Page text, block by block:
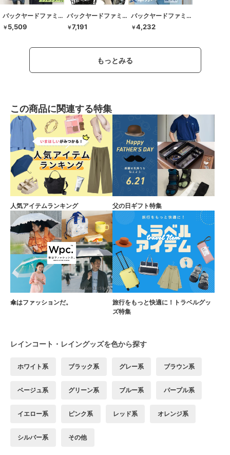
バックヤードファミリー
￥ 5,509
バックヤードファミリー
￥7,191
バックヤードファミリー
￥4,232
もっとみる
この商品に関連する特集
人気アイテムランキング 父の日ギフト特集
傘はファッションだ。
旅行をもっと快適に！トラベルグッ
ズ特集
レインコート・レイングッズを色から探す
ホワイト系 ブラック系 グレー系 ブラウン系
ベージュ系 グリーン系 ブルー系 パープル系
イエロー系 ピンク系 レッド系 オレンジ系
シルバー系 その他